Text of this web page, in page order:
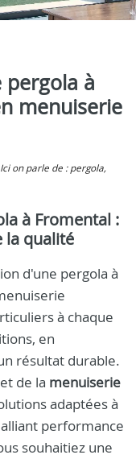
à
menuiserie
Ici on parle de : pergola,
à Fromental :
la qualité
d'une pergola à
à chaque
en
résultat durable.
et de la menuiserie
adaptées à
performance
souhaitiez une